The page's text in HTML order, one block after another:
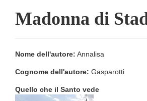
Madonna di
Nome dell'autore: Annalisa
Cognome dell'autore: Gasparotti
Quello che il Santo vede